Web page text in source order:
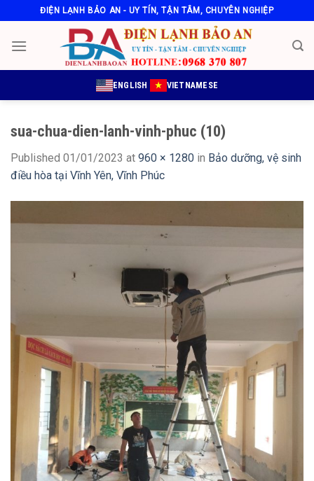
to
content
ĐIỆN LẠNH BẢO AN - UY TÍN, TẬN TÂM, CHUYÊN NGHIỆP
ENGLISH VIETNAMESE
sua-chua-dien-lanh-vinh-phuc (10)
Published 01/01/2023 at 960 × 1280 in Bảo dưỡng, vệ sinh
điều hòa tại Vĩnh Yên, Vĩnh Phúc